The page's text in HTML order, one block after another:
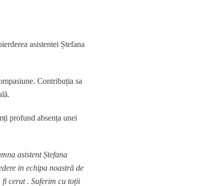
asistentei Ștefana
Contribuția sa
profund absența unei
asistent Ștefana
in echipa noastră de
fi cerut . Suferim cu toții